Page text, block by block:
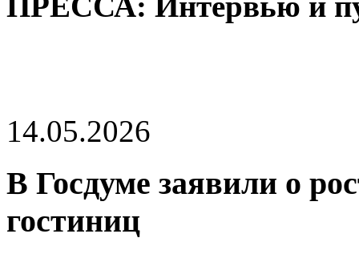
14.05.2026
В Госдуме заявили о
гостиниц